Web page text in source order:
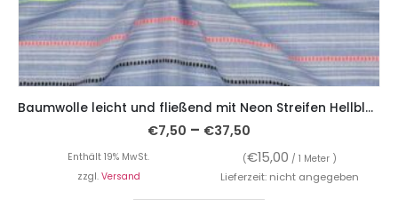
Baumwolle leicht und fließend mit Neon Streifen Hellblau
€7,50 – €37,50
Enthält 19% MwSt. (€15,00 / 1 Meter )
zzgl. Versand Lieferzeit: nicht angegeben